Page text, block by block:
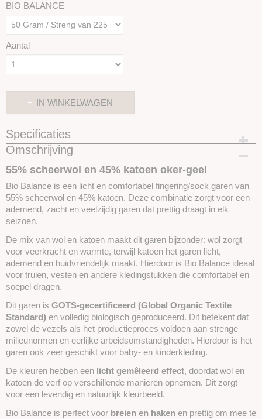
BIO BALANCE
Aantal
IN WINKELWAGEN
Specificaties
Productcode
Omschrijving
55% scheerwol en 45% katoen oker-geel
Bio Balance is een licht en comfortabel fingering/sock garen van
55% scheerwol en 45% katoen. Deze combinatie zorgt voor een
ademend, zacht en veelzijdig garen dat prettig draagt in elk
seizoen.
De mix van wol en katoen maakt dit garen bijzonder: wol zorgt
voor veerkracht en warmte, terwijl katoen het garen licht,
ademend en huidvriendelijk maakt. Hierdoor is Bio Balance ideaal
voor truien, vesten en andere kledingstukken die comfortabel en
soepel dragen.
Dit garen is GOTS-gecertificeerd (Global Organic Textile
Standard) en volledig biologisch geproduceerd. Dit betekent dat
zowel de vezels als het productieproces voldoen aan strenge
milieunormen en eerlijke arbeidsomstandigheden. Hierdoor is het
garen ook zeer geschikt voor baby- en kinderkleding.
De kleuren hebben een licht gemêleerd effect, doordat wol en
katoen de verf op verschillende manieren opnemen. Dit zorgt
voor een levendig en natuurlijk kleurbeeld.
Bio Balance is perfect voor breien en haken en prettig om mee te